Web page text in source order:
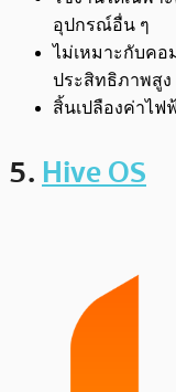
อุปกรณ์อื่น ๆ
ไม่เหมาะกับคอ
ประสิทธิภาพสูง
สิ้นเปลืองค่าไฟ
5.Hive OS